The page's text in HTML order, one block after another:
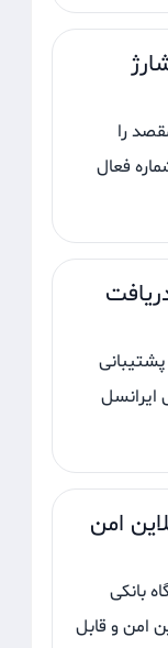
را
فعال
ایرانسل
امن
بانکی
امن و قابل